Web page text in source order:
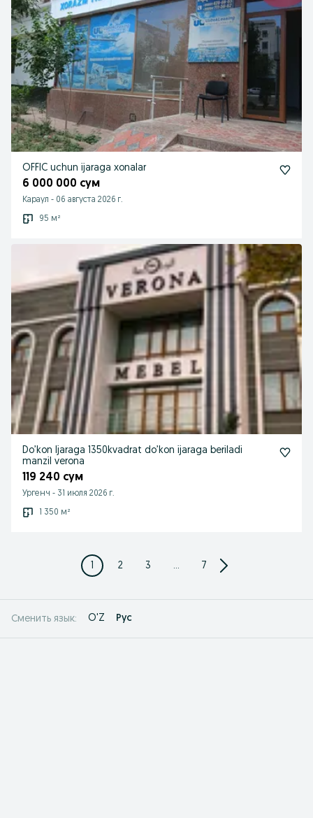
OFFIC uchun ijaraga xonalar
6 000 000 сум
Караул - 06 августа 2026 г.
95 м²
Do’kon Ijaraga 1350kvadrat do’kon ijaraga beriladi
manzil verona
119 240 сум
Ургенч - 31 июля 2026 г.
1 350 м²
1 2 3 ... 7
Сменить язык: O'Z Рус